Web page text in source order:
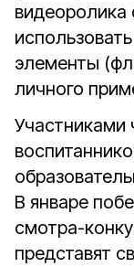
видеоролика
элементы
личного
Участниками
В январе
смотра-
представят